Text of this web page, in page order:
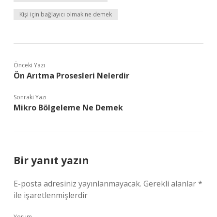
Kişi için bağlayıcı olmak ne demek
Önceki Yazı
Ön Arıtma Prosesleri Nelerdir
Sonraki Yazı
Mikro Bölgeleme Ne Demek
Bir yanıt yazın
E-posta adresiniz yayınlanmayacak. Gerekli alanlar*
ile işaretlenmişlerdir